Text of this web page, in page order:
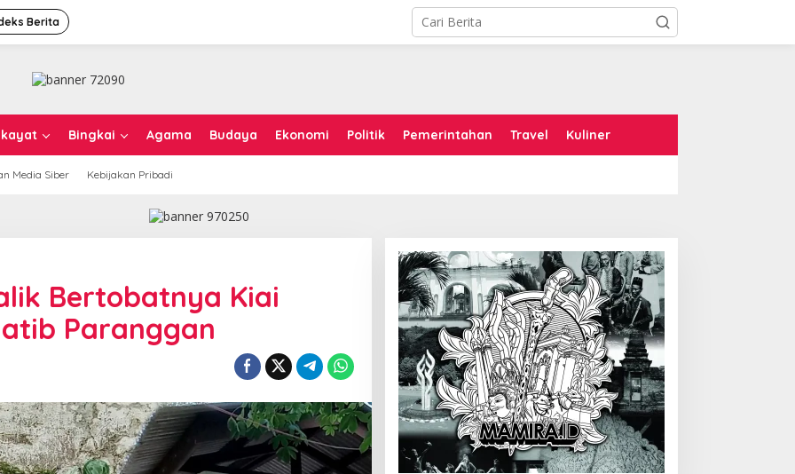
Berita
Bingkai Agama Budaya Ekonomi Politik Pemerintahan Travel Kuliner
Media Siber Kebijakan Pribadi
Bertobatnya Kiai
Paranggan